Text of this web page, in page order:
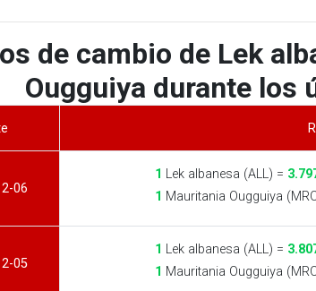
de cambio de Lek
Ougguiya durante los
06
1 Lek albanesa (ALL) =
1 Mauritania Ougguiya
05
1 Lek albanesa (ALL) =
1 Mauritania Ougguiya